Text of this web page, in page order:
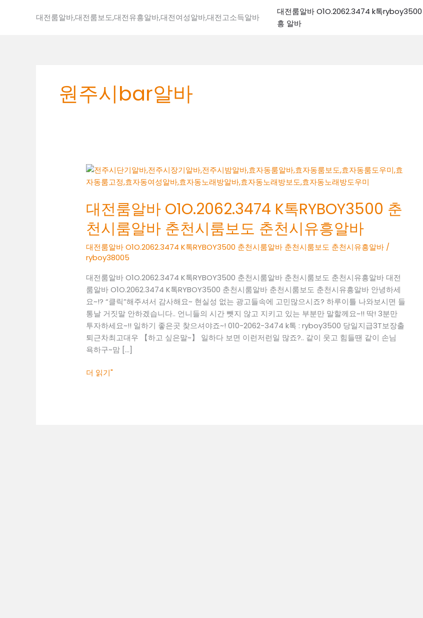
대전룸알바,대전룸보도,대전유흥알바,대전여성알바,대전고소득알바
대전룸알바 O1O.2062.3474 k톡
흥 알바
원주시bar알바
대전룸알바 O1O.2062.3474 K톡RYBOY3500 춘
천시룸알바 춘천시룸보도 춘천시유흥알바
대전룸알바 O1O.2062.3474 K톡RYBOY3500 춘천시룸알바 춘천시룸보도 춘천시유흥알바 /
ryboy38005
대전룸알바 O1O.2062.3474 K톡RYBOY3500 춘천시룸알바 춘천시룸보도 춘천시유흥알바 대전
룸알바 O1O.2062.3474 K톡RYBOY3500 춘천시룸알바 춘천시룸보도 춘천시유흥알바 안녕하세
요~!? “클릭”해주셔서 감사해요~ 현실성 없는 광고들속에 고민많으시죠? 하루이틀 나와보시면 들
통날 거짓말 안하겠습니다.. 언니들의 시간 뺏지 않고 지키고 있는 부분만 말할께요~!! 딱! 3분만
투자하세요~!! 일하기 좋은곳 찾으셔야죠~! 010-2062-3474 k톡 : ryboy3500 당일지급3T보장출
퇴근차최고대우 【하고 싶은말~】 일하다 보면 이런저런일 많죠?.. 같이 웃고 힘들땐 같이 손님
욕하구~맘 […]
대
전
알
O1O.2062.3474
톡
RYBOY3500
춘
천
시
룸
알
바
춘
시
더 읽기"